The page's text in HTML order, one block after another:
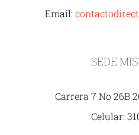
Email:
SEDE
Carrera 7 No 26B
Celular: